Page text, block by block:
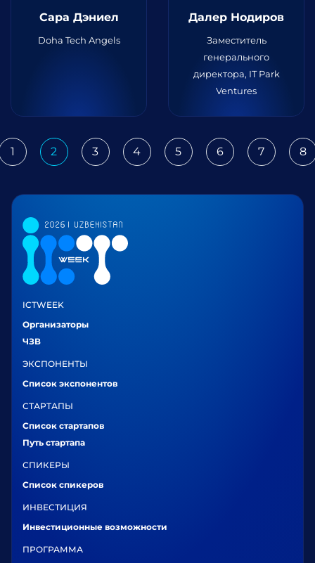
Сара Дэниел
Doha Tech Angels
Далер Нодиров
Заместитель
генерального
директора, IT Park
Ventures
1 2 3 4 5 6 7 8
ICTWEEK
Организаторы
ЧЗВ
ЭКСПОНЕНТЫ
Список экспонентов
СТАРТАПЫ
Список стартапов
Путь стартапа
СПИКЕРЫ
Список спикеров
ИНВЕСТИЦИЯ
Инвестиционные возможности
ПРОГРАММА